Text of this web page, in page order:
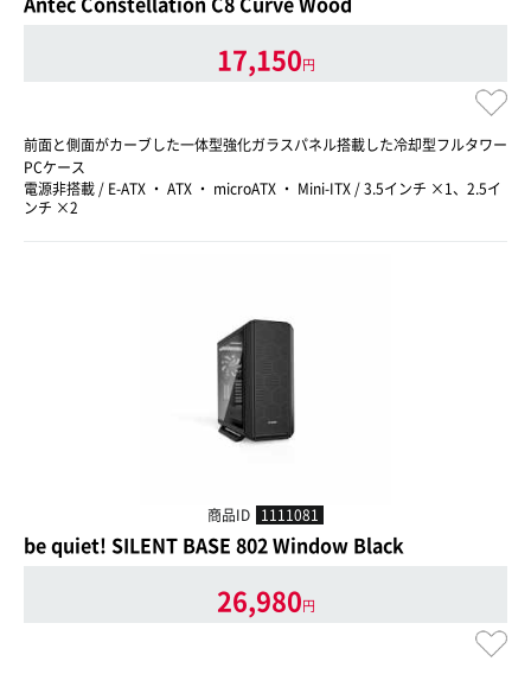
17,150円
前面と側面がカーブした一体型強化ガラスパネル搭載した冷却型フルタワー
PCケース
電源非搭載 / E-ATX ・ ATX ・ microATX ・ Mini-ITX / 3.5インチ ×1、2.5イ
ンチ ×2
商品ID 1111081
be quiet! SILENT BASE 802 Window Black
26,980円